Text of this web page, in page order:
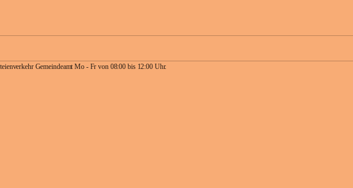
Gemeindeamt Mo - Fr von 08:00 bis 12:00 Uhr.